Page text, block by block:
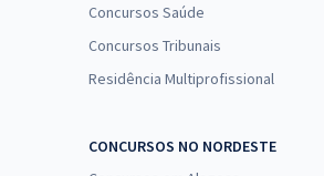
Concursos Saúde
Concursos Tribunais
Residência Multiprofissional
CONCURSOS NO NORDESTE